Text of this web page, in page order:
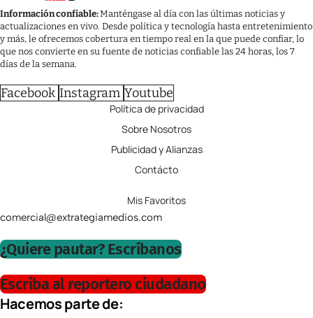
Información confiable:Manténgase al día con las últimas noticias y
actualizaciones en vivo. Desde política y tecnología hasta entretenimiento
y más, le ofrecemos cobertura en tiempo real en la que puede confiar, lo
que nos convierte en su fuente de noticias confiable las 24 horas, los 7
días de la semana.
Facebook Instagram Youtube
Política de privacidad
Sobre Nosotros
Publicidad y Alianzas
Contácto
Mis Favoritos
comercial@extrategiamedios.com
¿Quiere pautar? Escríbanos
Escriba al reportero ciudadano
Hacemos parte de: